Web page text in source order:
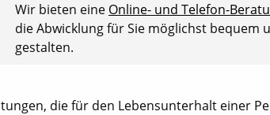
Wir bieten eine Online- und Telefon-
die Abwicklung für Sie möglichst bequem
gestalten.
die für den Lebensunterhalt einer